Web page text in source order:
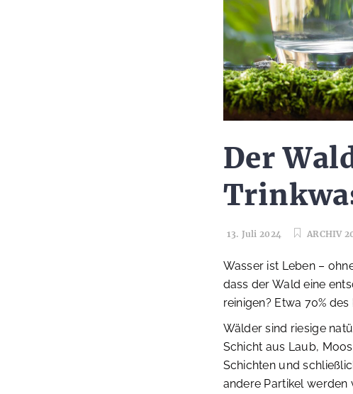
Der
13. Juli 2024 ARCHIV
Wasser ist Leben –
dass der Wald eine
reinigen? Etwa 70%
Wälder sind riesige
Schicht aus Laub,
Schichten und
andere Partikel